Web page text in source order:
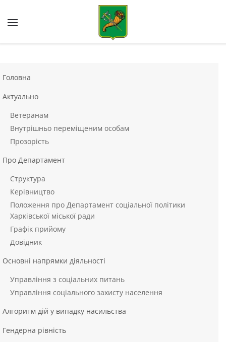
Skip to main content
Головна
Актуально
Ветеранам
Внутрішньо переміщеним особам
Прозорість
Про Департамент
Структура
Керівництво
Положення про Департамент соціальної політики
Харківської міської ради
Графік прийому
Довідник
Основні напрямки діяльності
Управління з соціальних питань
Управління соціального захисту населення
Алгоритм дій у випадку насильства
Гендерна рівність